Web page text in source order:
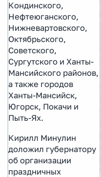
Кондинского,
Нефтеюганского,
Нижневартовского,
Октябрьского,
Советского,
Сургутского и Ханты-
Мансийского районов,
а также городов
Ханты-Мансийск,
Югорск, Покачи и
Пыть-Ях.
Кирилл Минулин
доложил губернатору
об организации
праздничных